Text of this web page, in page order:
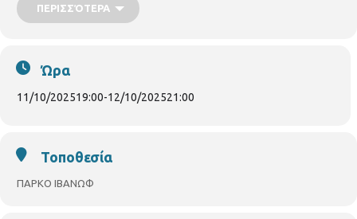
ΠΕΡΙΣΣΌΤΕΡΑ
Ώρα
11/10/202519:00-12/10/202521:00
Τοποθεσία
ΠΑΡΚΟ ΙΒΑΝΩΦ